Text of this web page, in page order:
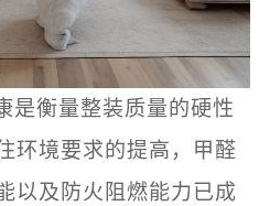
是衡量整装质量的硬性
环境要求的提高，甲醛
以及防火阻燃能力已成